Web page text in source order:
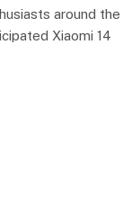
around the
Xiaomi 14